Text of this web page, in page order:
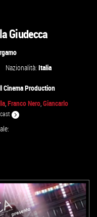
Giudecca
Nazionalità:Italia
Cinema Production
,Franco Nero,Giancarlo